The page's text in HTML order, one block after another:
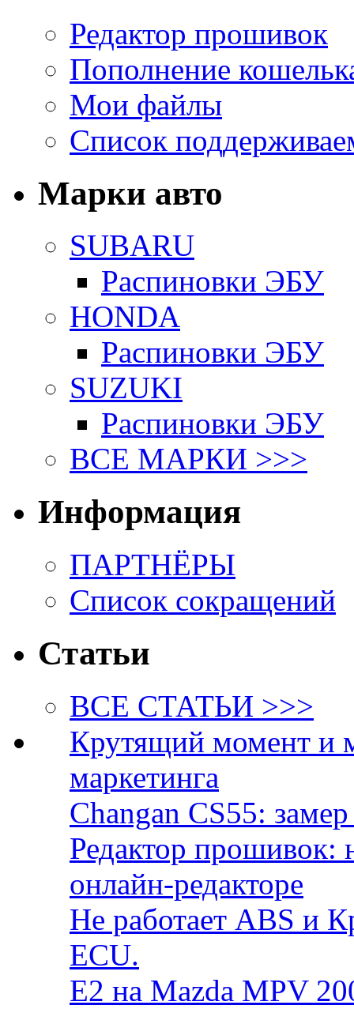
Редактор прошивок
Пополнение
Мои файлы
Список
Марки авто
SUBARU
Распиновки ЭБУ
HONDA
Распиновки ЭБУ
SUZUKI
Распиновки ЭБУ
ВСЕ МАРКИ >>>
Информация
ПАРТНЁРЫ
Список сокращений
Статьи
ВСЕ СТАТЬИ >>>
Крутящий момент и
маркетинга
Changan CS55:
Редактор прошивок:
онлайн-редакторе
Не работает ABS и
ECU.
E2 на Mazda MPV